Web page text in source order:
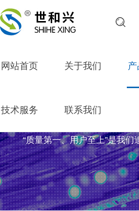
网站首页 关于我们
技术服务 联系我们
产品中心
“质量第一、用户至上”是我们